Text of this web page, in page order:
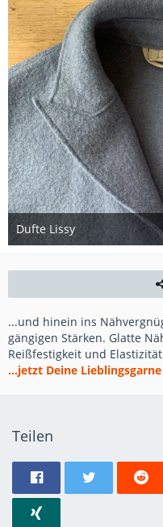
Dufte Lissy
25. Oktober 2023
...und hinein ins
gängigen Stärken. Glatte
Reißfestigkeit und
...jetzt Deine
Teilen